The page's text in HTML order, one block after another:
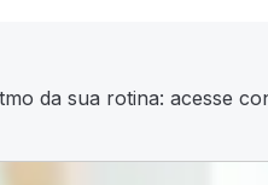
da sua rotina: acesse